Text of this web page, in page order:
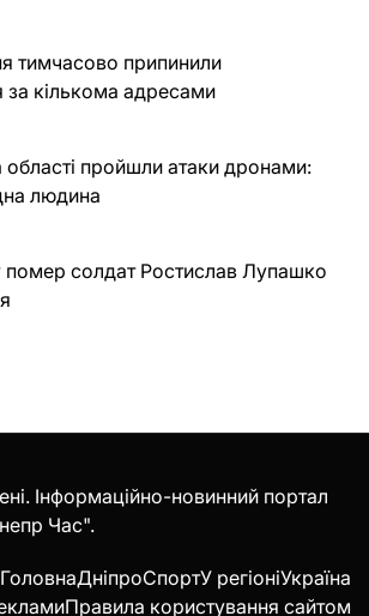
тимчасово припинили
за кількома адресами
області пройшли атаки дронами:
людина
солдат Ростислав Лупашко
Інформаційно-новинний портал
Час".
ГоловнаДніпроСпортУ регіоніУкраїна
Правила користування сайтом